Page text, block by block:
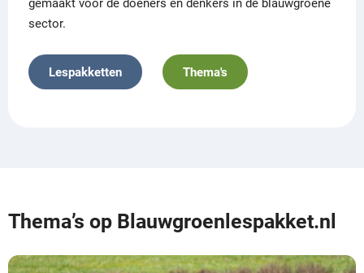
gemaakt voor de doeners en denkers in de blauwgroene
sector.
Lespakketten Thema's
Thema’s op Blauwgroenlespakket.nl